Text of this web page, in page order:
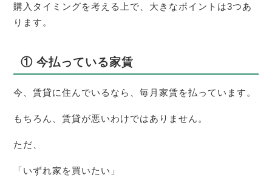
購入タイミングを考える上で、大きなポイントは3つあ
ります。
① 今払っている家賃
今、賃貸に住んでいるなら、毎月家賃を払っています。
もちろん、賃貸が悪いわけではありません。
ただ、
「いずれ家を買いたい」